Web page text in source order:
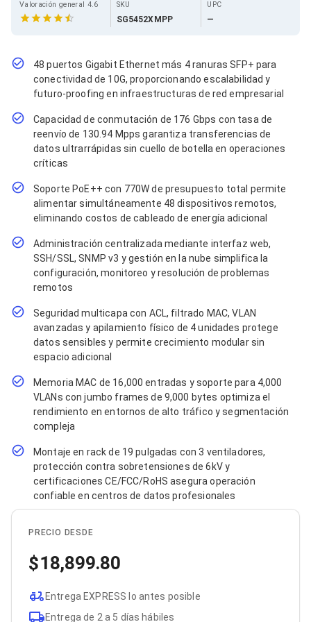
Cables Coaxiales
Accesorios para Cables
Conectores
Tapas y Cajas
Herramientas para Cables
Pinzas Ponchadoras
Probadores de Cable
Cortadoras de Cable
Protectores para Cables
Cables para Impresoras
Bobinas
Cableado Estructurado
Sujetadores de Cables
Cinchos
Adaptadores
Adaptadores PC
Adaptadores PC USB
Adaptadores PC Serial
Adaptadores PC SATA
Adaptadores PC IDE
Adaptadores PC Teclado
Bluetooth
Adaptadores Video
Adaptadores Video DisplayPort
Divisores de Video
Adaptadores Video HDMI
Extensores y Receptores de Vídeo
Adaptadores Video DVI
Adaptadores Video VGA / HD15
Repetidores USB
Adaptadores Audio
Adaptadores Audio AUX
Adaptadores Audio USB
Dispositivos de Entrada
Mouse
Mousepads
Teclados
Controles de Juego para PC
Servidores
Racks y Gabinetes
Charolas para Racks y Gabinetes
Valoración general 4.6 SKU
SG5452XMPP
UPC
—
48 puertos Gigabit Ethernet más 4 ranuras SFP+ para
conectividad de 10G, proporcionando escalabilidad y
futuro-proofing en infraestructuras de red empresarial
Capacidad de conmutación de 176 Gbps con tasa de
reenvío de 130.94 Mpps garantiza transferencias de
datos ultrarrápidas sin cuello de botella en operaciones
críticas
Soporte PoE++ con 770W de presupuesto total permite
alimentar simultáneamente 48 dispositivos remotos,
eliminando costos de cableado de energía adicional
Administración centralizada mediante interfaz web,
SSH/SSL, SNMP v3 y gestión en la nube simplifica la
configuración, monitoreo y resolución de problemas
remotos
Seguridad multicapa con ACL, filtrado MAC, VLAN
avanzadas y apilamiento físico de 4 unidades protege
datos sensibles y permite crecimiento modular sin
espacio adicional
Memoria MAC de 16,000 entradas y soporte para 4,000
VLANs con jumbo frames de 9,000 bytes optimiza el
rendimiento en entornos de alto tráfico y segmentación
compleja
Montaje en rack de 19 pulgadas con 3 ventiladores,
protección contra sobretensiones de 6kV y
certificaciones CE/FCC/RoHS asegura operación
confiable en centros de datos profesionales
PRECIO DESDE
18,899.80
Entrega EXPRESS lo antes posible
Entrega de 2 a 5 días hábiles